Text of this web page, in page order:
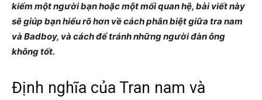
kiếm một người bạn hoặc một mối quan hệ, bài viết này
sẽ giúp bạn hiểu rõ hơn về cách phân biệt giữa tra nam
và Badboy, và cách để tránh những người đàn ông
không tốt.
Định nghĩa của Tran nam và